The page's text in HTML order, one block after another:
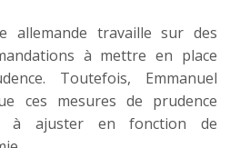
allemande travaille sur des
à mettre en place
Toutefois, Emmanuel
ces mesures de prudence
à ajuster en fonction de